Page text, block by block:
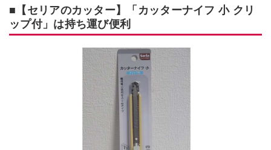
■【セリアのカッター】「カッターナイフ 小 クリ
ップ付」は持ち運び便利